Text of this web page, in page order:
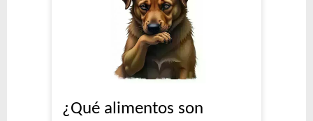
¿Qué alimentos son